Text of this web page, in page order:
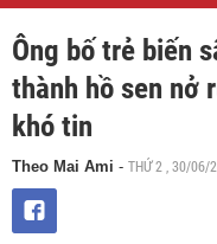
Ông bố trẻ biến
thành hồ sen nở
khó tin
Theo Mai Ami - THỨ 2 , 30/06/